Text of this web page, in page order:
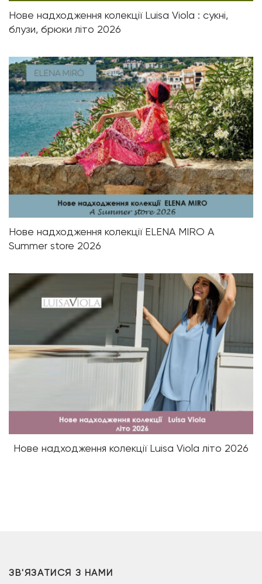
Нове надходження колекції Luisa Viola : сукні,
блузи, брюки літо 2026
Нове надходження колекції ELENA MIRO A
Summer store 2026
Нове надходження колекції Luisa Viola літо 2026
ЗВ'ЯЗАТИСЯ З НАМИ